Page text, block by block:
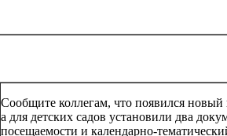
Сообщите коллегам, что появился
а для детских садов установили два
посещаемости и календарно-